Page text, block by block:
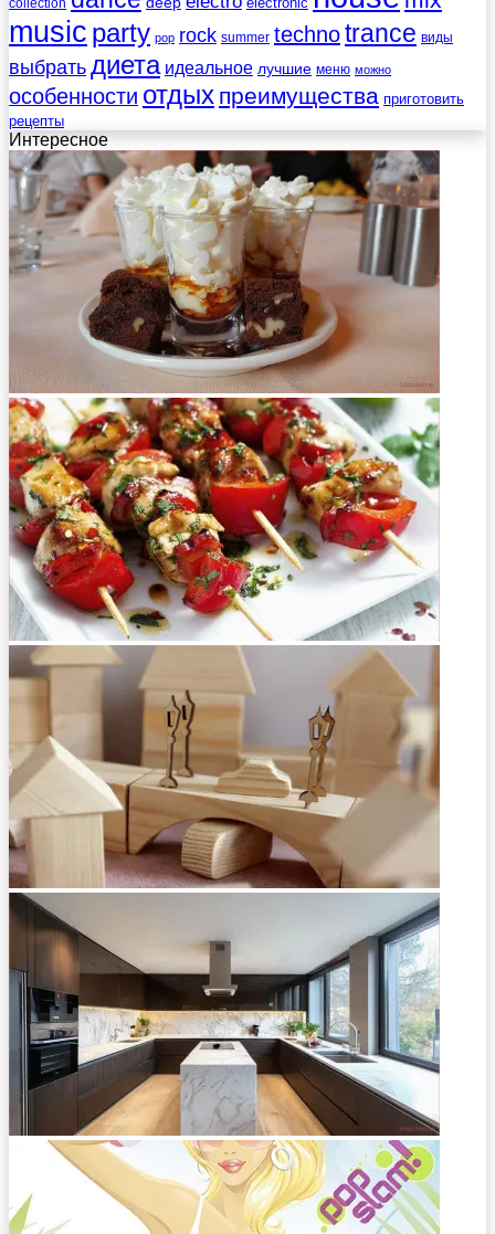
collection
music party pop rock summer technotrance виды
выбратьдиета идеальное лучшие меню можно
особенности отдых преимущества приготовить
рецепты
Интересное